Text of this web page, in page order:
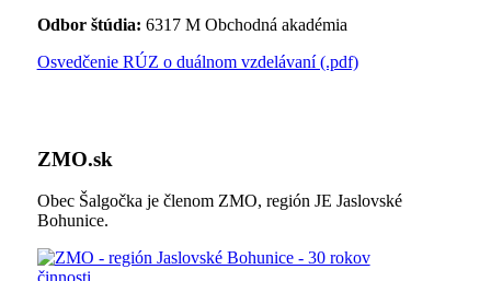
Odbor štúdia: 6317 M Obchodná akadémia
Osvedčenie RÚZ o duálnom vzdelávaní (.pdf)
ZMO.sk
Obec Šalgočka je členom ZMO, región JE Jaslovské
Bohunice.